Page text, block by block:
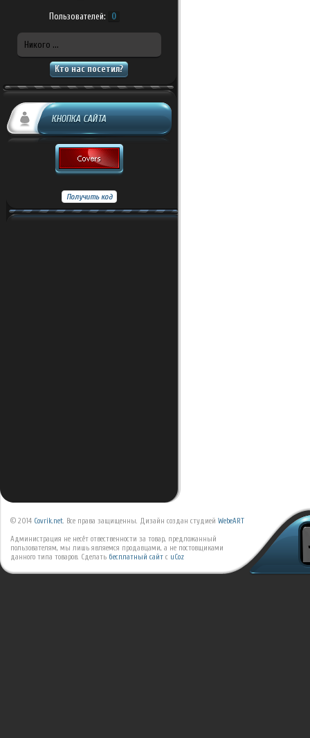
Пользователей: 0
Никого ...
Кто нас посетил?
КНОПКА САЙТА
© 2014 Covrik.net. Все права защищенны. Дизайн создан студией WebeART
Администрация не несёт отвественности за товар, предложанный
пользователям, мы лишь являемся продавцами, а не постовщиками
данного типа товаров. Сделать бесплатный сайт с uCoz